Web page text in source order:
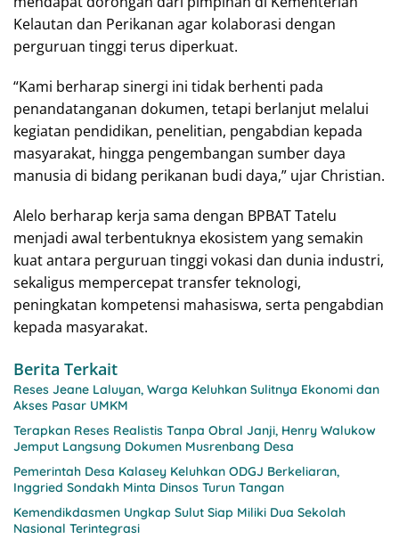
Kelautan dan Perikanan agar kolaborasi dengan
perguruan tinggi terus diperkuat.
“Kami berharap sinergi ini tidak berhenti pada
penandatanganan dokumen, tetapi berlanjut melalui
kegiatan pendidikan, penelitian, pengabdian kepada
masyarakat, hingga pengembangan sumber daya
manusia di bidang perikanan budi daya,” ujar Christian.
Alelo berharap kerja sama dengan BPBAT Tatelu
menjadi awal terbentuknya ekosistem yang semakin
kuat antara perguruan tinggi vokasi dan dunia industri,
sekaligus mempercepat transfer teknologi,
peningkatan kompetensi mahasiswa, serta pengabdian
kepada masyarakat.
Berita Terkait
Reses Jeane Laluyan, Warga Keluhkan Sulitnya Ekonomi dan
Akses Pasar UMKM
Terapkan Reses Realistis Tanpa Obral Janji, Henry Walukow
Jemput Langsung Dokumen Musrenbang Desa
Pemerintah Desa Kalasey Keluhkan ODGJ Berkeliaran,
Inggried Sondakh Minta Dinsos Turun Tangan
Kemendikdasmen Ungkap Sulut Siap Miliki Dua Sekolah
Nasional Terintegrasi